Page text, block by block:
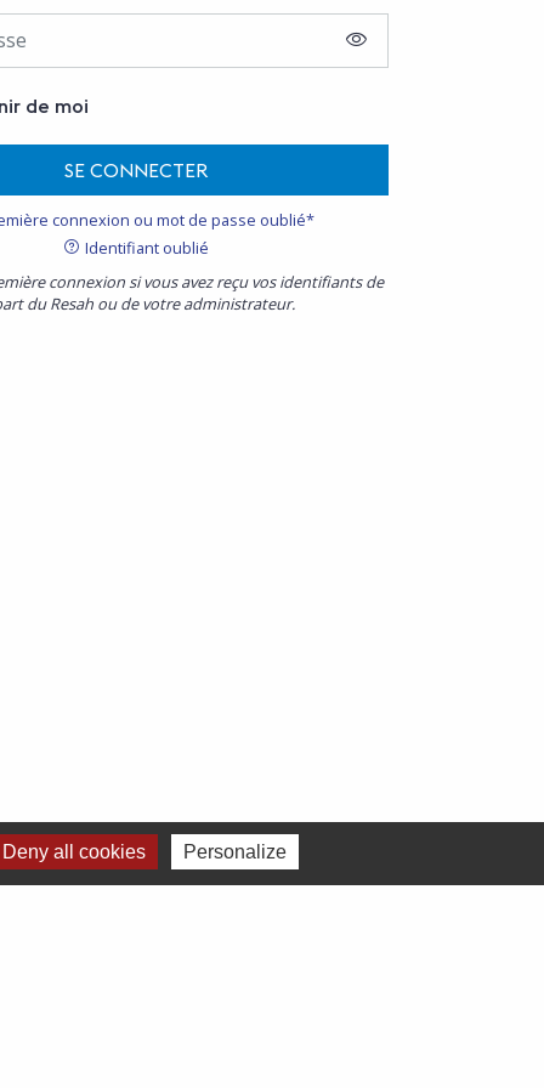
AFFICHER LE MOT
de moi
SE CONNECTER
connexion ou mot de passe oublié*
Identifiant oublié
connexion si vous avez reçu vos identifiants de
du Resah ou de votre administrateur.
Deny all cookies Personalize